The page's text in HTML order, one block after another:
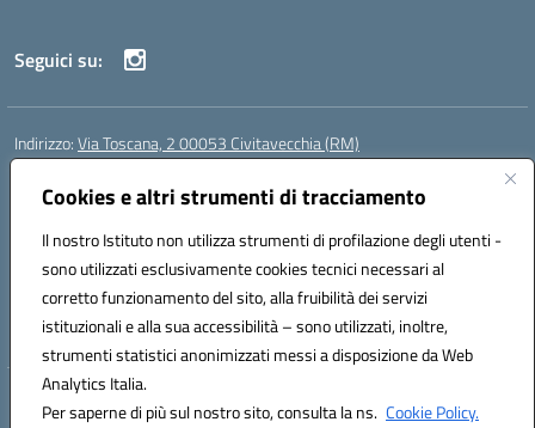
Cookies e altri strumenti di tracciamento
Il nostro Istituto non utilizza strumenti di profilazione degli utenti -
sono utilizzati esclusivamente cookies tecnici necessari al
corretto funzionamento del sito, alla fruibilità dei servizi
istituzionali e alla sua accessibilità – sono utilizzati, inoltre,
strumenti statistici anonimizzati messi a disposizione da Web
Analytics Italia.
Per saperne di più sul nostro sito, consulta la ns. Cookie Policy.
Seguici su:
Indirizzo:Via Toscana, 2 00053 Civitavecchia (RM)
Centralino:
Posta elettronica certificata (PEC):rmic8b900g@pec.istruzione.it
Codice fiscale: 91038380589
Codice meccanografico:RMIC8B900G
Codice Indice delle Pubbliche Amministrazioni (IPA): istsc_rmic8b900g
Codice unico di fatturazione (CUF): UFP4NO
Hosting & Powered by 3D Solution S.r.l.